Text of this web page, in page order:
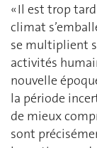
« Il est trop
climat
se multiplient
activités
nouvelle
la période
de mieux
sont